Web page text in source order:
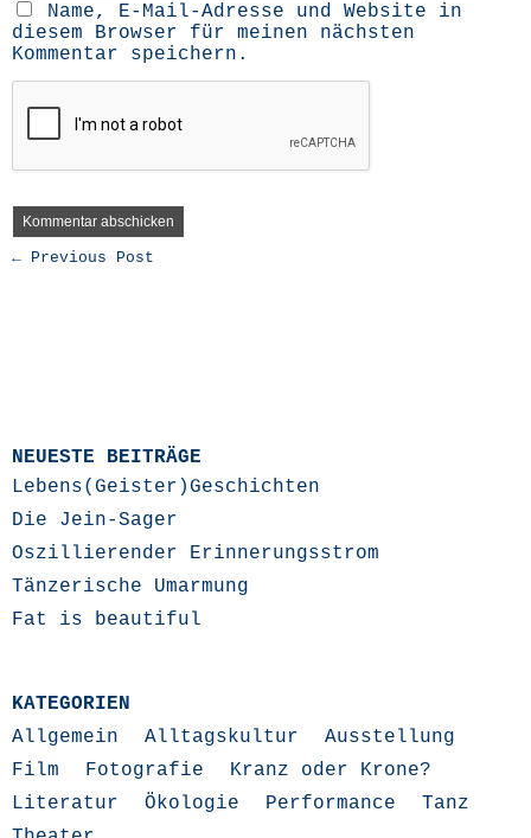
Name, E-Mail-Adresse und Website in
diesem Browser für meinen nächsten
Kommentar speichern.
← Previous Post
NEUESTE BEITRÄGE
Lebens(Geister)Geschichten
Die Jein-Sager
Oszillierender Erinnerungsstrom
Tänzerische Umarmung
Fat is beautiful
KATEGORIEN
Allgemein
Alltagskultur
Ausstellung
Film
Fotografie
Kranz oder Krone?
Literatur
Ökologie Performance
Tanz